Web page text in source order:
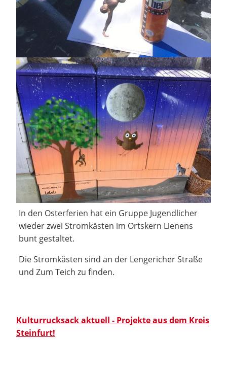
In den Osterferien hat ein Gruppe Jugendlicher
wieder zwei Stromkästen im Ortskern Lienens
bunt gestaltet.
Die Stromkästen sind an der Lengericher Straße
und Zum Teich zu finden.
Kulturrucksack aktuell - Projekte aus dem Kreis
Steinfurt!